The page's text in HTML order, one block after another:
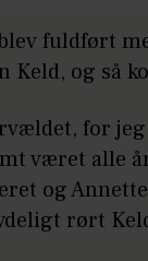
fuldført
Keld, og så
for
været alle
og
rørt